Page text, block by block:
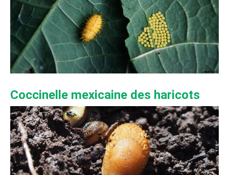
Coccinelle mexicaine des haricots